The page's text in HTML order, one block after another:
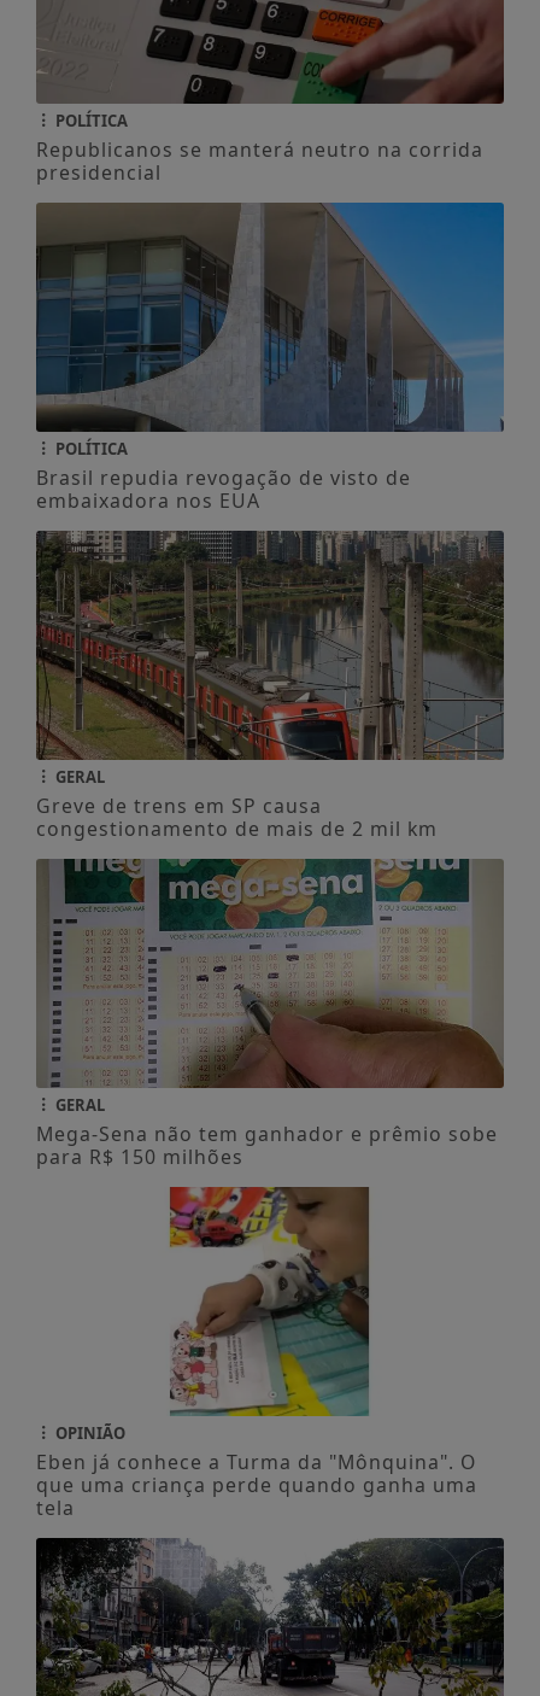
POLÍTICA
Republicanos se manterá neutro na corrida
presidencial
POLÍTICA
Brasil repudia revogação de visto de
embaixadora nos EUA
GERAL
Greve de trens em SP causa
congestionamento de mais de 2 mil km
GERAL
Mega-Sena não tem ganhador e prêmio sobe
para R$ 150 milhões
OPINIÃO
Eben já conhece a Turma da "Mônquina". O
que uma criança perde quando ganha uma
tela